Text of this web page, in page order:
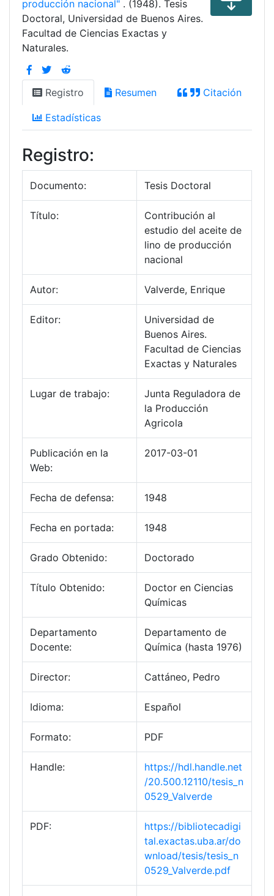
producción nacional" . (1948). Tesis
Doctoral, Universidad de Buenos Aires.
Facultad de Ciencias Exactas y
Naturales.
Registro Resumen Citación
Estadísticas
Registro:
Documento: Tesis Doctoral
Título:
Contribución al
estudio del aceite de
lino de producción
nacional
Autor: Valverde, Enrique
Editor:
Universidad de
Buenos Aires.
Facultad de Ciencias
Exactas y Naturales
Lugar de trabajo:
Junta Reguladora de
la Producción
Agricola
Publicación en la
Web:
2017-03-01
Fecha de defensa: 1948
Fecha en portada: 1948
Grado Obtenido: Doctorado
Título Obtenido:
Doctor en Ciencias
Químicas
Departamento
Docente:
Departamento de
Química (hasta 1976)
Director: Cattáneo, Pedro
Idioma: Español
Formato: PDF
Handle:
https://hdl.handle.net
/20.500.12110/tesis_n
0529_Valverde
PDF:
https://bibliotecadigi
tal.exactas.uba.ar/do
wnload/tesis/tesis_n
0529_Valverde.pdf